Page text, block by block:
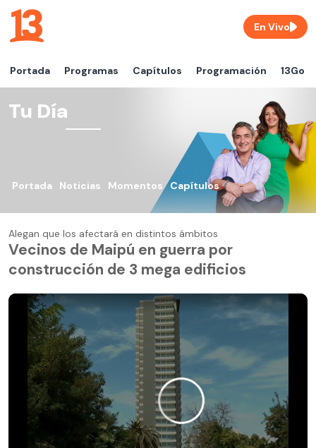
Portada Programas Capítulos Programación 13Go
En Vivo
Tu Día
Portada Noticias Momentos Capítulos
Alegan que los afectará en distintos ámbitos
Vecinos de Maipú en guerra por
construcción de 3 mega edificios